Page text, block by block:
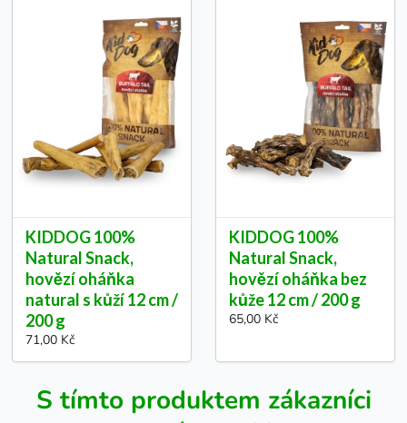
KIDDOG 100%
Natural Snack,
hovězí oháňka
natural s kůží 12 cm /
200 g
71,00 Kč
KIDDOG 100%
Natural Snack,
hovězí oháňka bez
kůže 12 cm / 200 g
65,00 Kč
S tímto produktem zákazníci